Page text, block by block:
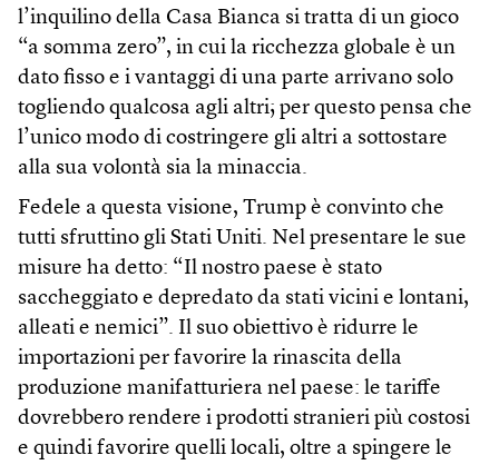
l’inquilino della Casa Bianca si tratta di un gioco
“a somma zero”, in cui la ricchezza globale è un
dato fisso e i vantaggi di una parte arrivano solo
togliendo qualcosa agli altri; per questo pensa che
l’unico modo di costringere gli altri a sottostare
alla sua volontà sia la minaccia.
Fedele a questa visione, Trump è convinto che
tutti sfruttino gli Stati Uniti. Nel presentare le sue
misure ha detto: “Il nostro paese è stato
saccheggiato e depredato da stati vicini e lontani,
alleati e nemici”. Il suo obiettivo è ridurre le
importazioni per favorire la rinascita della
produzione manifatturiera nel paese: le tariffe
dovrebbero rendere i prodotti stranieri più costosi
e quindi favorire quelli locali, oltre a spingere le